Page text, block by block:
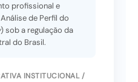
profissional e
de Perfil do
) sob a regulação da
do Brasil.
INSTITUCIONAL /